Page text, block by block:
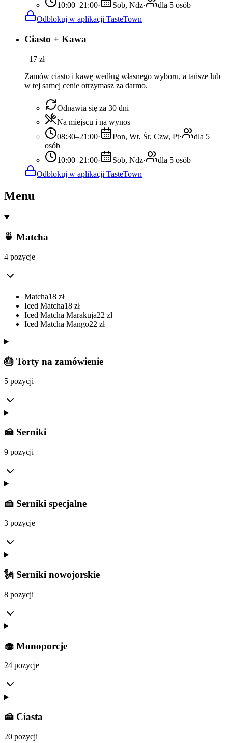
10:00–21:00· Sob, Ndz·
dla 5 osób
Odblokuj w aplikacji TasteTown
Ciasto + Kawa
−17 zł
Zamów ciasto i kawę według własnego wyboru, a tańsze lub
w tej samej cenie otrzymasz za darmo.
Odnawia się za 30 dni
Na miejscu i na wynos
08:30–21:00· Pon, Wt, Śr, Czw, Pt·
dla 5
osób
10:00–21:00· Sob, Ndz·
dla 5 osób
Odblokuj w aplikacji TasteTown
Menu
🍵 Matcha
4 pozycje
Matcha18 zł
Iced Matcha18 zł
Iced Matcha Marakuja22 zł
Iced Matcha Mango22 zł
🎂 Torty na zamówienie
5 pozycji
🍰 Serniki
9 pozycji
🍰 Serniki specjalne
3 pozycje
🗽 Serniki nowojorskie
8 pozycji
🧁 Monoporcje
24 pozycje
🍰 Ciasta
20 pozycji